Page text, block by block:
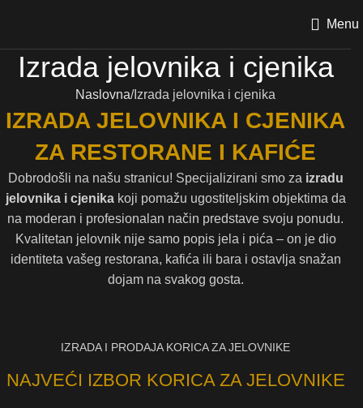
Menu
Izrada jelovnika i cjenika
Naslovna Izrada jelovnika i cjenika
IZRADA JELOVNIKA I CJENIKA
ZA RESTORANE I KAFIĆE
Dobrodošli na našu stranicu! Specijalizirani smo za izradu
jelovnika i cjenikakoji pomažu ugostiteljskim objektima da
na moderan i profesionalan način predstave svoju ponudu.
Kvalitetan jelovnik nije samo popis jela i pića – on je dio
identiteta vašeg restorana, kafića ili bara i ostavlja snažan
dojam na svakog gosta.
IZRADA I PRODAJA KORICA ZA JELOVNIKE
NAJVEĆI IZBOR KORICA ZA JELOVNIKE